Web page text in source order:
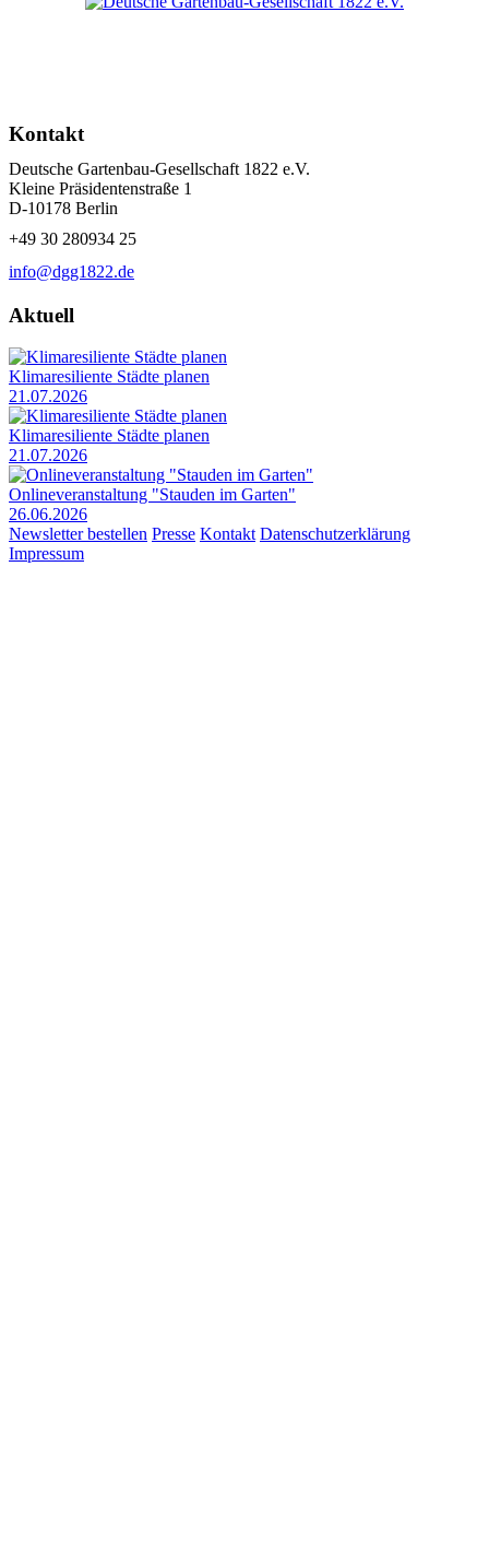
Kontakt
Deutsche Gartenbau-Gesellschaft 1822 e.V.
Kleine Präsidentenstraße 1
D-10178 Berlin
+49 30 280934 25
info@dgg1822.de
Aktuell
Klimaresiliente Städte planen
21.07.2026
Klimaresiliente Städte planen
21.07.2026
Onlineveranstaltung "Stauden im Garten"
26.06.2026
Newsletter bestellen Presse Kontakt Datenschutzerklärung
Impressum